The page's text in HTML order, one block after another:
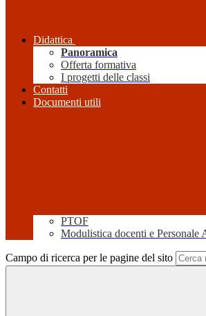
Didattica
Panoramica
Offerta formativa
I progetti delle classi
Contatti
Documenti utili
PTOF
Modulistica docenti e Personale
Campo di ricerca per le pagine del sito